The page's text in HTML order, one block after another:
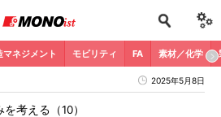
マネジメント モビリティ FA 素材／化学
2025年5月8日
考える（10）